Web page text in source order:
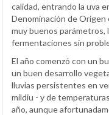
calidad, entrando la uva
Denominación de
muy buenos parámetros,
fermentaciones sin
El año comenzó con un
un buen desarrollo
lluvias persistentes en
mildiu - y de
año, aunque